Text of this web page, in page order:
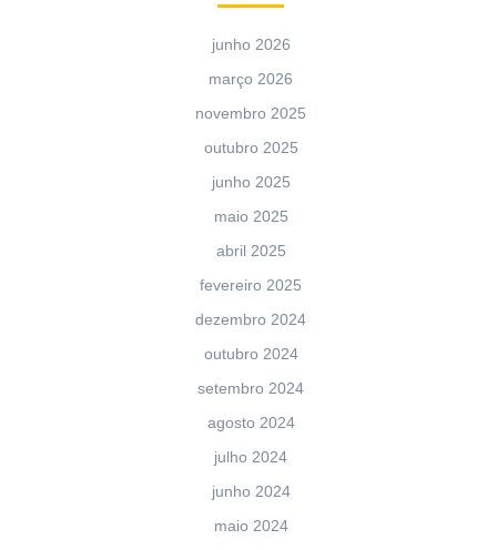
junho 2026
março 2026
novembro 2025
outubro 2025
junho 2025
maio 2025
abril 2025
fevereiro 2025
dezembro 2024
outubro 2024
setembro 2024
agosto 2024
julho 2024
junho 2024
maio 2024